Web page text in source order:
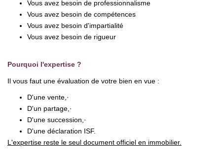
ACTUALITÉS
Vous avez besoin de professionnalisme
Vous avez besoin de compétences
Vous avez besoin d'impartialité
Vous avez besoin de rigueur
Pourquoi l'expertise ?
Il vous faut une évaluation de votre bien en vue :
D'une vente,·
D'un partage,·
D'une succession,·
D'une déclaration ISF.
L'expertise reste le seul document officiel en immobilier.